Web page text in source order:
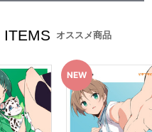
ムワークス
ITEMS オススメ商品